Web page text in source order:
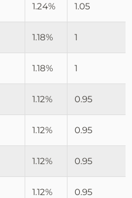
1.24% 1.05
1.18% 1
1.18% 1
1.12% 0.95
1.12% 0.95
1.12% 0.95
1.12% 0.95